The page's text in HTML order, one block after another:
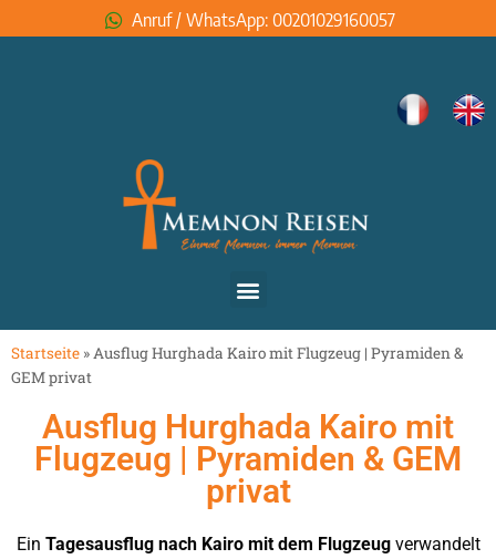
Anruf / WhatsApp: 00201029160057
Startseite »Ausflug Hurghada Kairo mit Flugzeug | Pyramiden &
GEM privat
Ausflug Hurghada Kairo mit
Flugzeug | Pyramiden & GEM
privat
Ein Tagesausflug nach Kairo mit dem Flugzeugverwandelt